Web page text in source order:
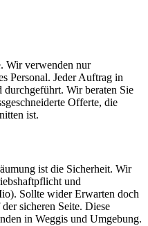
Wir verwenden nur
Personal. Jeder Auftrag in
Wir beraten Sie
Offerte, die
ist.
ist die Sicherheit. Wir
und
Sollte wider Erwarten doch
sicheren Seite. Diese
in Weggis und Umgebung.